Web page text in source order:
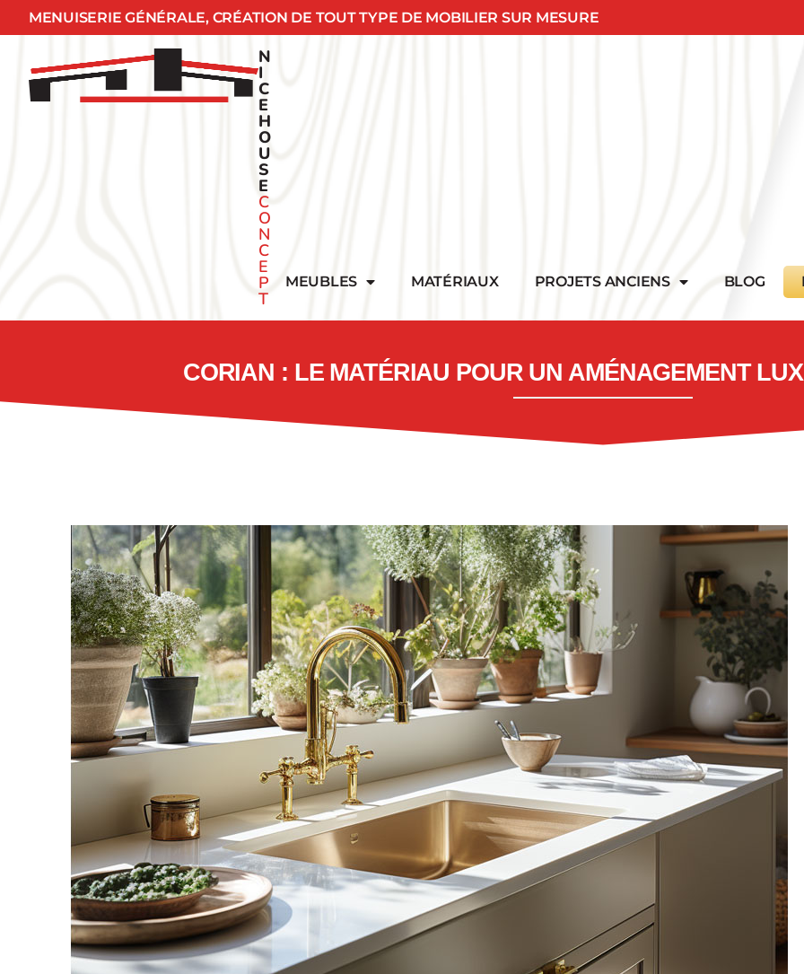
MENUISERIE GÉNÉRALE, CRÉATION DE TOUT TYPE DE MOBILIER SUR MESURE
N
I
C
E
H
O
U
S
E
C
O
N
C
E
P
T
MEUBLES MATÉRIAUX PROJETS ANCIENS BLOG
CORIAN : LE MATÉRIAU POUR UN AMÉNAGEMENT